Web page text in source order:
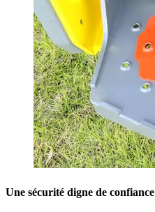
Une sécurité digne de confiance